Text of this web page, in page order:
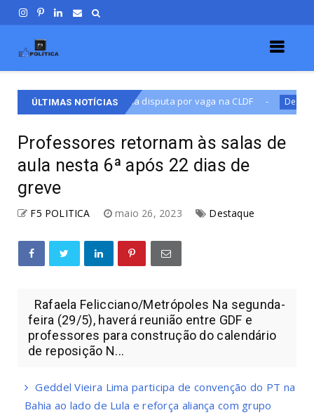
ÚLTIMAS NOTÍCIAS
na disputa por vaga na CLDF Destaque Martins
Professores retornam às salas de
aula nesta 6ª após 22 dias de
greve
F5 POLITICA maio 26, 2023 Destaque
Rafaela Felicciano/Metrópoles Na segunda-
feira (29/5), haverá reunião entre GDF e
professores para construção do calendário
de reposição N...
Geddel Vieira Lima participa de convenção do PT na
Bahia ao lado de Lula e reforça aliança com grupo